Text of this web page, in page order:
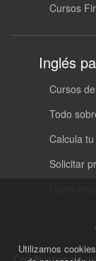
Cursos
Inglés
Cursos
Todo
Calcula
Solicitar
Utilizamos